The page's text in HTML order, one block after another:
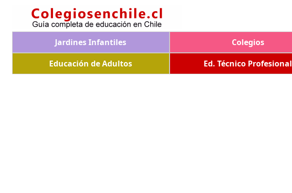
Jardines Infantiles Colegios
Educación de Adultos
Ed. Técnico Profesional